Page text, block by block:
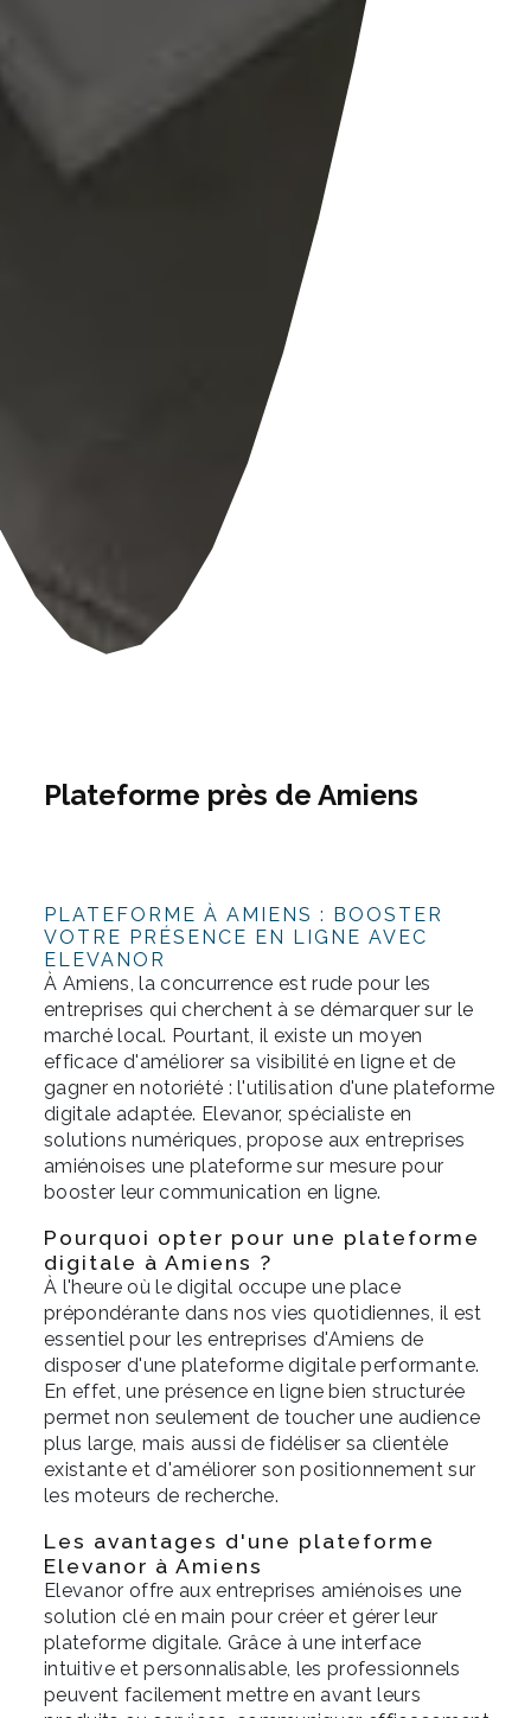
Plateforme près de Amiens
PLATEFORME À AMIENS : BOOSTER
VOTRE PRÉSENCE EN LIGNE AVEC
ELEVANOR
À Amiens, la concurrence est rude pour les
entreprises qui cherchent à se démarquer sur le
marché local. Pourtant, il existe un moyen
efficace d'améliorer sa visibilité en ligne et de
gagner en notoriété : l'utilisation d'une plateforme
digitale adaptée. Elevanor, spécialiste en
solutions numériques, propose aux entreprises
amiénoises une plateforme sur mesure pour
booster leur communication en ligne.
Pourquoi opter pour une plateforme
digitale à Amiens ?
À l'heure où le digital occupe une place
prépondérante dans nos vies quotidiennes, il est
essentiel pour les entreprises d'Amiens de
disposer d'une plateforme digitale performante.
En effet, une présence en ligne bien structurée
permet non seulement de toucher une audience
plus large, mais aussi de fidéliser sa clientèle
existante et d'améliorer son positionnement sur
les moteurs de recherche.
Les avantages d'une plateforme
Elevanor à Amiens
Elevanor offre aux entreprises amiénoises une
solution clé en main pour créer et gérer leur
plateforme digitale. Grâce à une interface
intuitive et personnalisable, les professionnels
peuvent facilement mettre en avant leurs